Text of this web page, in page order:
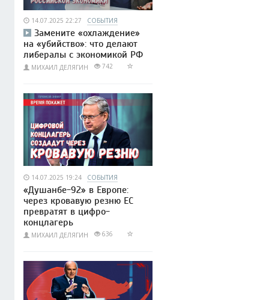
14.07.2025 22:27 СОБЫТИЯ
Замените «охлаждение»
на «убийство»: что делают
либералы с экономикой РФ
МИХАИЛ ДЕЛЯГИН 742
14.07.2025 19:24 СОБЫТИЯ
«Душанбе-92» в Европе:
через кровавую резню ЕС
превратят в цифро-
концлагерь
МИХАИЛ ДЕЛЯГИН 636